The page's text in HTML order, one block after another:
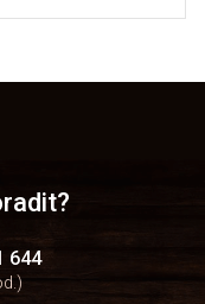
O
a
í
p
r
644